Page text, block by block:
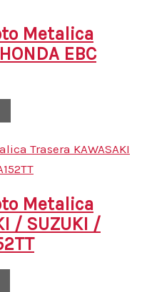
Metalica
EBC
Metalica
/ SUZUKI /